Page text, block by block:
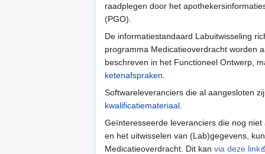
raadplegen door het
(PGO).
De informatiestandaard Labuitwisseling
programma Medicatieoverdracht worden
beschreven in het Functioneel Ontwerp,
ketenafspraken
Softwareleveranciers die al aangesloten
kwalificatiemateriaal
Geïnteresseerde leveranciers die nog
en het uitwisselen van (Lab)gegevens,
Medicatieoverdracht. Dit kan via deze link